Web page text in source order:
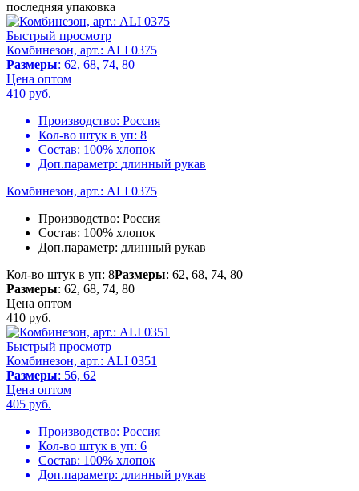
последняя упаковка
Быстрый просмотр
Комбинезон, арт.: ALI 0375
Размеры: 62, 68, 74, 80
Цена оптом
410 руб.
Производство: Россия
Кол-во штук в уп: 8
Состав: 100% хлопок
Доп.параметр: длинный рукав
Комбинезон, арт.: ALI 0375
Производство: Россия
Состав: 100% хлопок
Доп.параметр: длинный рукав
Кол-во штук в уп: 8Размеры: 62, 68, 74, 80
Размеры: 62, 68, 74, 80
Цена оптом
410 руб.
Быстрый просмотр
Комбинезон, арт.: ALI 0351
Размеры: 56, 62
Цена оптом
405 руб.
Производство: Россия
Кол-во штук в уп: 6
Состав: 100% хлопок
Доп.параметр: длинный рукав